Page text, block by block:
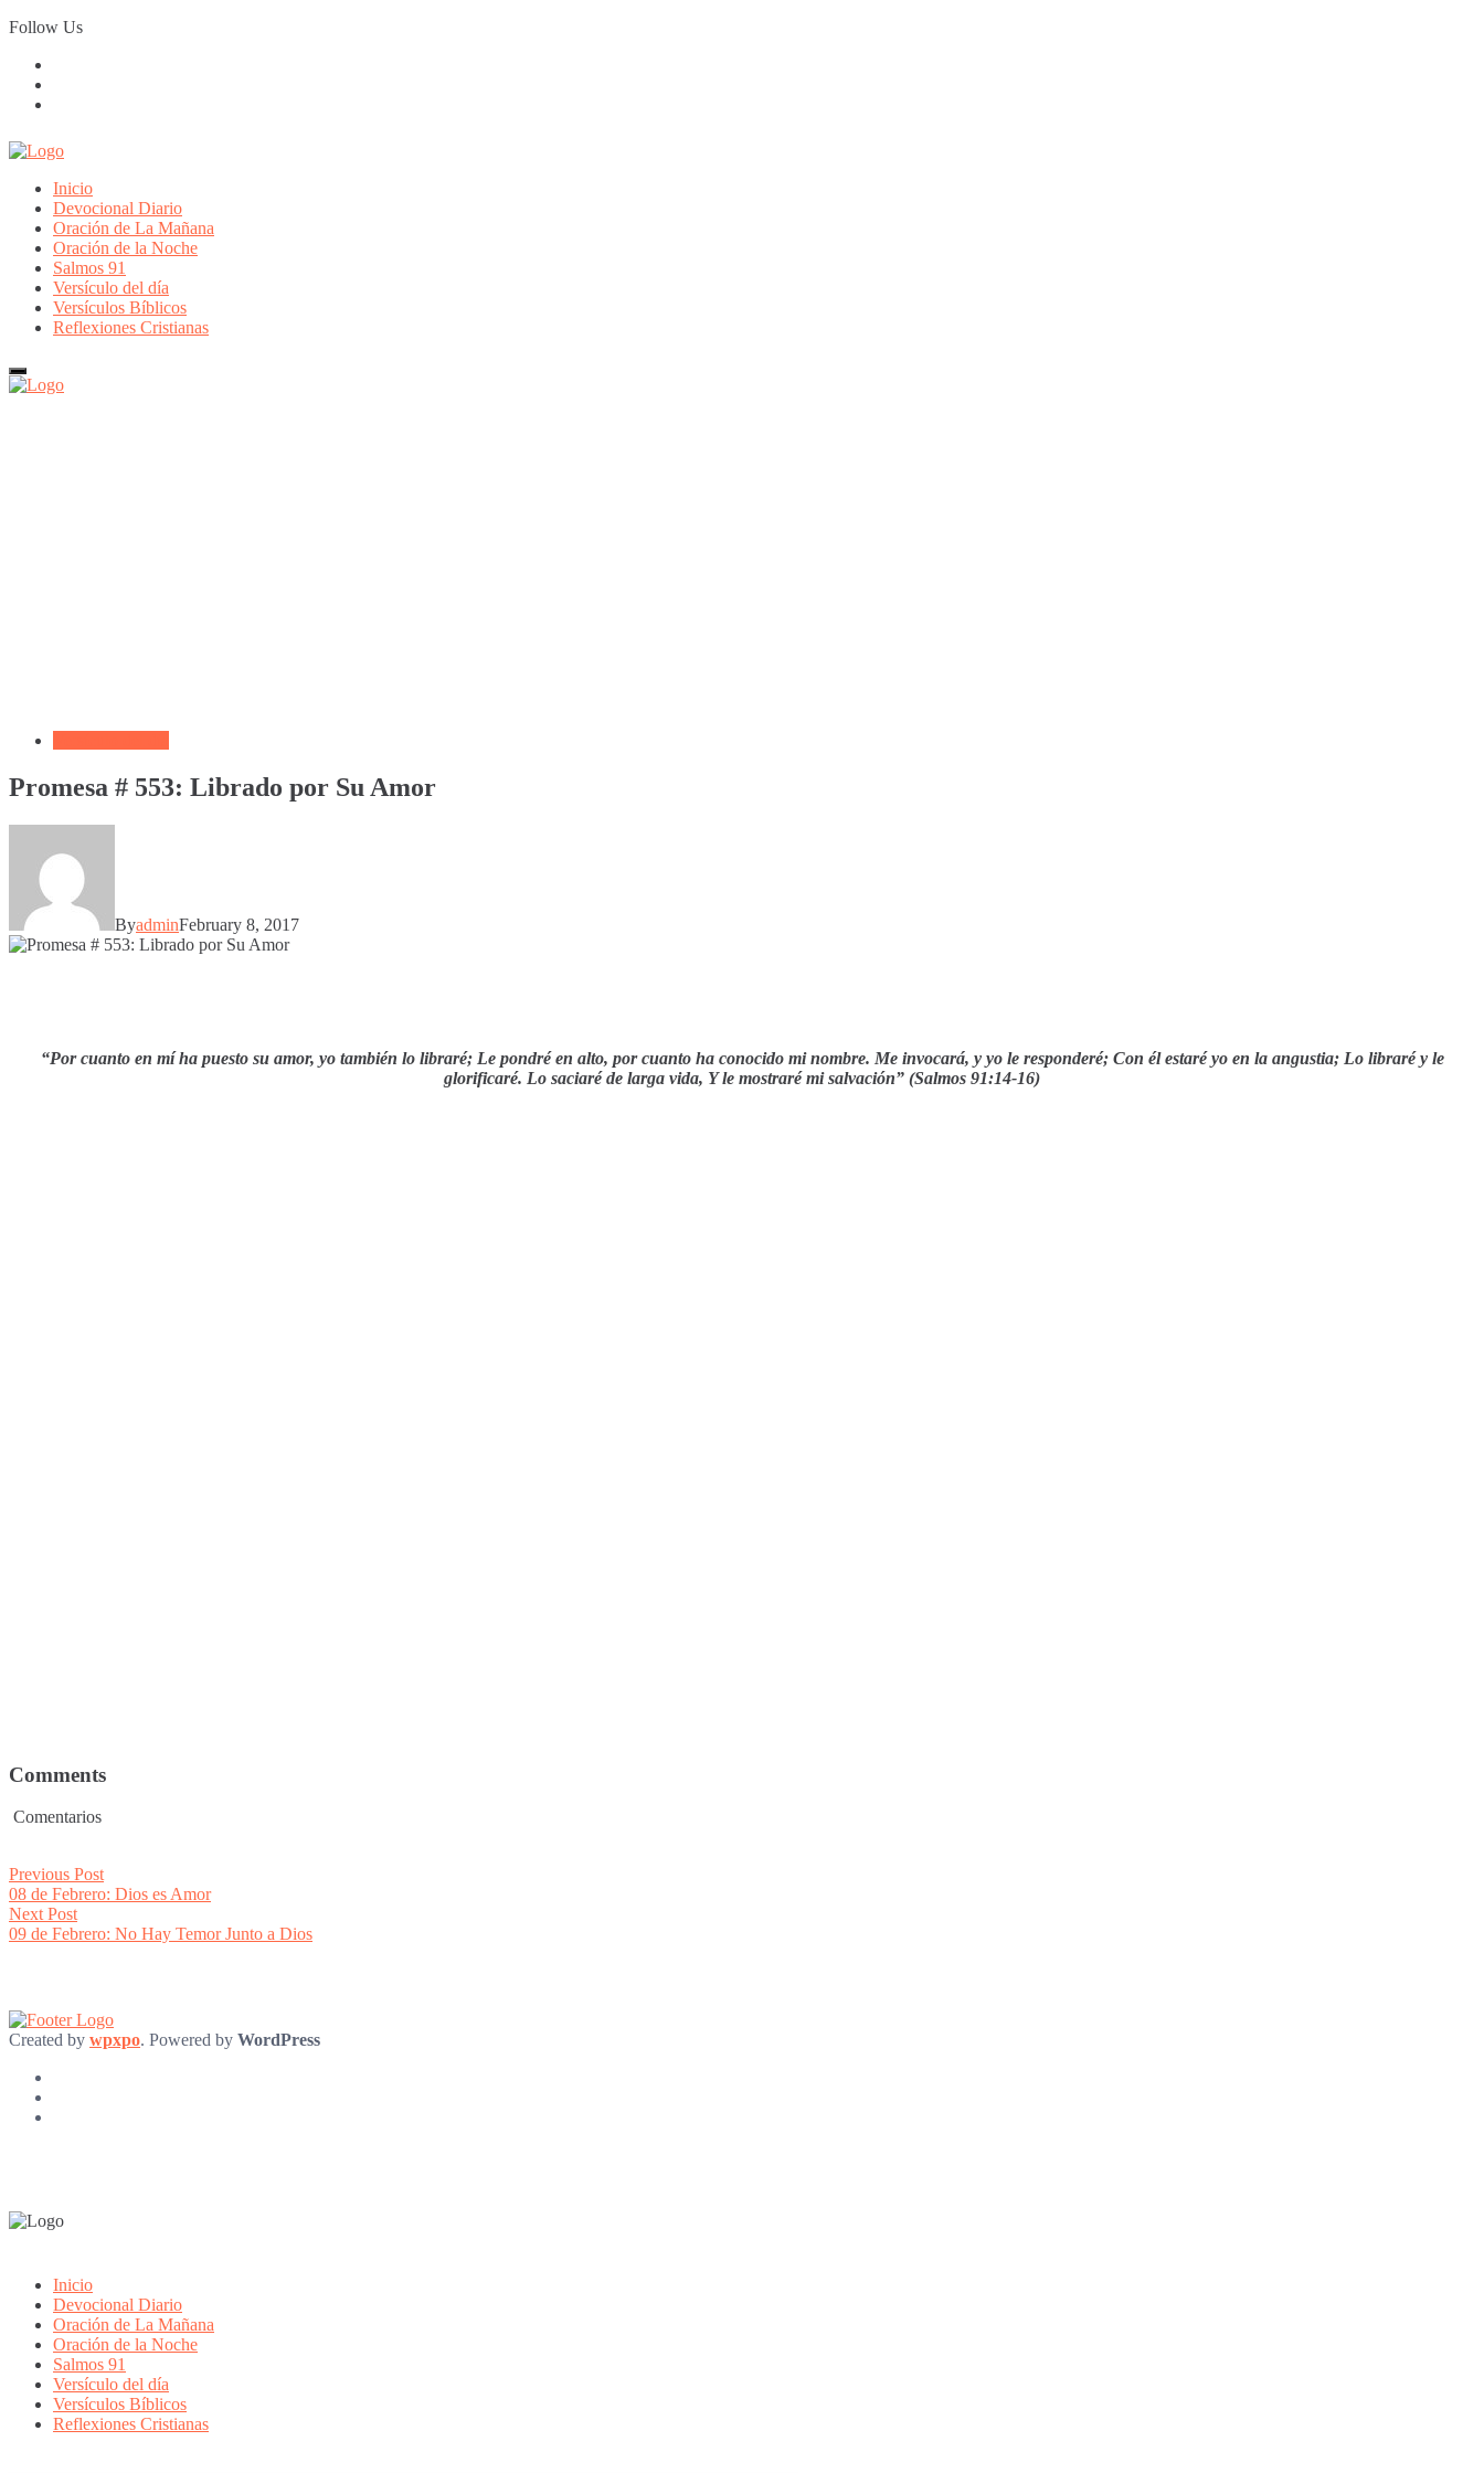
Skip
to
Follow Us
Inicio
Devocional Diario
Oración de La Mañana
Oración de la Noche
Salmos 91
Versículo del día
Versículos Bíblicos
Reflexiones Cristianas
Promesa # 553: Librado por Su Amor
ByadminFebruary 8, 2017
“Por cuanto en mí ha puesto su amor, yo también lo libraré; Le pondré en alto, por cuanto ha conocido mi nombre. Me invocará, y yo le responderé; Con él estaré yo en la angustia; Lo libraré y le
glorificaré. Lo saciaré de larga vida, Y le mostraré mi salvación” (Salmos 91:14-16)
Comments
Comentarios
Post
navigation
Previous PostPrevious
post:
08 de Febrero: Dios es Amor
Next PostNext
post:
09 de Febrero: No Hay Temor Junto a Dios
Created by wpxpo. Powered by WordPress
Inicio
Devocional Diario
Oración de La Mañana
Oración de la Noche
Salmos 91
Versículo del día
Versículos Bíblicos
Reflexiones Cristianas